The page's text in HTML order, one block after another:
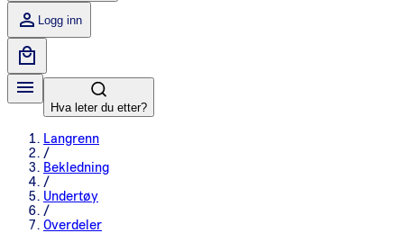
Logg inn
Hva leter du etter?
Langrenn
/
Bekledning
/
Undertøy
/
Overdeler